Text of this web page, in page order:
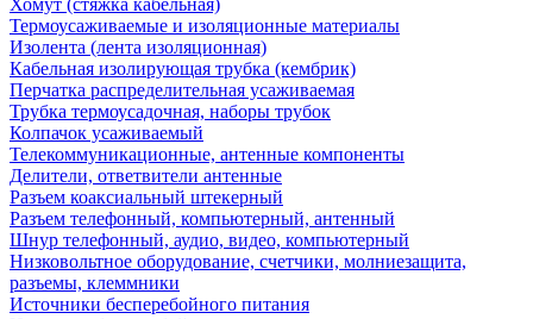
Хомут (стяжка кабельная)
Термоусаживаемые и изоляционные материалы
Изолента (лента изоляционная)
Кабельная изолирующая трубка (кембрик)
Перчатка распределительная усаживаемая
Трубка термоусадочная, наборы трубок
Колпачок усаживаемый
Телекоммуникационные, антенные компоненты
Делители, ответвители антенные
Разъем коаксиальный штекерный
Разъем телефонный, компьютерный, антенный
Шнур телефонный, аудио, видео, компьютерный
Низковольтное оборудование, счетчики, молниезащита,
разъемы, клеммники
Источники бесперебойного питания